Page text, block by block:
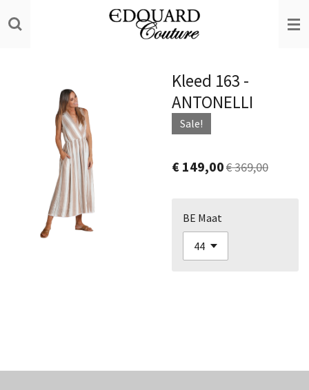
direct
Kleed 163 -
ANTONELLI
Sale!
€ 149,00€ 369,00
BE Maat